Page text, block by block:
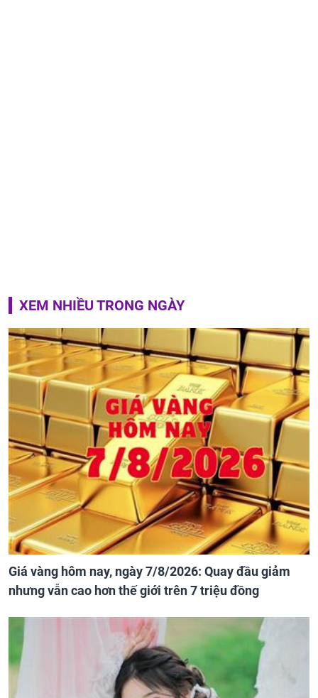
XEM NHIỀU TRONG NGÀY
Giá vàng hôm nay, ngày 7/8/2026: Quay đầu giảm
nhưng vẫn cao hơn thế giới trên 7 triệu đồng